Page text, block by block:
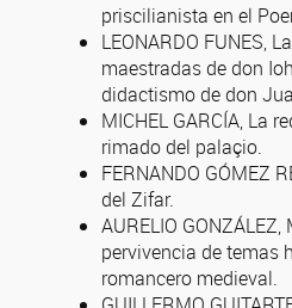
priscilianista en el
LEONARDO FUNES,
maestradas de don
didactismo de don
MICHEL GARCÍA, La
rimado del palaçio.
FERNANDO GÓMEZ
del Zifar.
AURELIO
pervivencia de temas
romancero medieval.